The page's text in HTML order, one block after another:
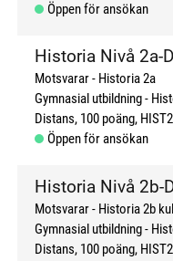
Öppen för ansökan
Historia Nivå 2a-
Motsvarar - Historia 2a
Gymnasial utbildning
Distans 100 poäng
Öppen för ansökan
Historia Nivå 2b-
Motsvarar - Historia 2b
Gymnasial utbildning
Distans 100 poäng